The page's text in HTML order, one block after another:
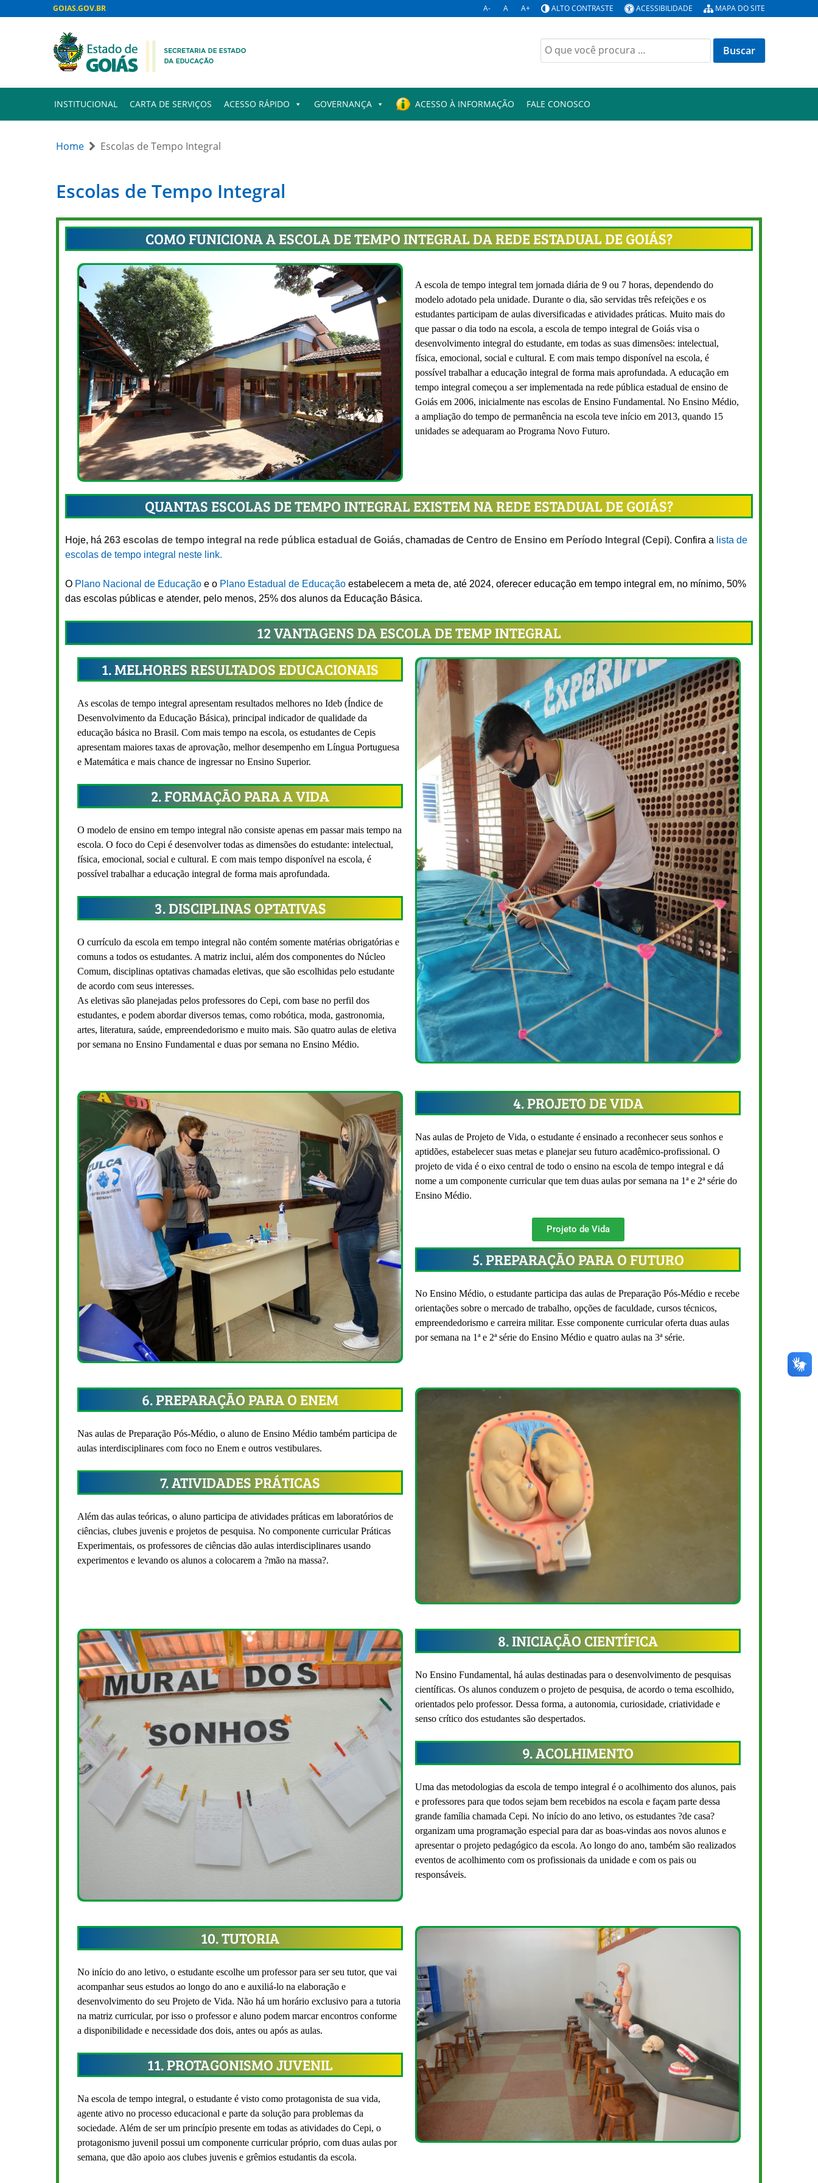
GOIAS.GOV.BR A- A A+ ALTO CONTRASTE ACESSIBILIDADE MAPA DO SITE
INSTITUCIONAL CARTA DE SERVIÇOS ACESSO RÁPIDO GOVERNANÇA ACESSO À INFORMAÇÃO FALE CONOSCO
Home Escolas de Tempo Integral
Escolas de Tempo Integral
COMO FUNICIONA A ESCOLA DE TEMPO INTEGRAL DA REDE ESTADUAL DE GOIÁS?
A escola de tempo integral tem jornada diária de 9 ou 7 horas, dependendo do
modelo adotado pela unidade. Durante o dia, são servidas três refeições e os
estudantes participam de aulas diversificadas e atividades práticas. Muito mais do
que passar o dia todo na escola, a escola de tempo integral de Goiás visa o
desenvolvimento integral do estudante, em todas as suas dimensões: intelectual,
física, emocional, social e cultural. E com mais tempo disponível na escola, é
possível trabalhar a educação integral de forma mais aprofundada. A educação em
tempo integral começou a ser implementada na rede pública estadual de ensino de
Goiás em 2006, inicialmente nas escolas de Ensino Fundamental. No Ensino Médio,
a ampliação do tempo de permanência na escola teve início em 2013, quando 15
unidades se adequaram ao Programa Novo Futuro.
QUANTAS ESCOLAS DE TEMPO INTEGRAL EXISTEM NA REDE ESTADUAL DE GOIÁS?
Hoje, há 263 escolas de tempo integral na rede pública estadual de Goiás, chamadas de Centro de Ensino em Período Integral (Cepi). Confira a lista de
escolas de tempo integral neste link.
O Plano Nacional de Educação e o Plano Estadual de Educação estabelecem a meta de, até 2024, oferecer educação em tempo integral em, no mínimo, 50%
das escolas públicas e atender, pelo menos, 25% dos alunos da Educação Básica.
12 VANTAGENS DA ESCOLA DE TEMP INTEGRAL
1. MELHORES RESULTADOS EDUCACIONAIS
As escolas de tempo integral apresentam resultados melhores no Ideb (Índice de
Desenvolvimento da Educação Básica), principal indicador de qualidade da
educação básica no Brasil. Com mais tempo na escola, os estudantes de Cepis
apresentam maiores taxas de aprovação, melhor desempenho em Língua Portuguesa
e Matemática e mais chance de ingressar no Ensino Superior.
2. FORMAÇÃO PARA A VIDA
O modelo de ensino em tempo integral não consiste apenas em passar mais tempo na
escola. O foco do Cepi é desenvolver todas as dimensões do estudante: intelectual,
física, emocional, social e cultural. E com mais tempo disponível na escola, é
possível trabalhar a educação integral de forma mais aprofundada.
3. DISCIPLINAS OPTATIVAS
O currículo da escola em tempo integral não contém somente matérias obrigatórias e
comuns a todos os estudantes. A matriz inclui, além dos componentes do Núcleo
Comum, disciplinas optativas chamadas eletivas, que são escolhidas pelo estudante
de acordo com seus interesses.
As eletivas são planejadas pelos professores do Cepi, com base no perfil dos
estudantes, e podem abordar diversos temas, como robótica, moda, gastronomia,
artes, literatura, saúde, empreendedorismo e muito mais. São quatro aulas de eletiva
por semana no Ensino Fundamental e duas por semana no Ensino Médio.
4. PROJETO DE VIDA
Nas aulas de Projeto de Vida, o estudante é ensinado a reconhecer seus sonhos e
aptidões, estabelecer suas metas e planejar seu futuro acadêmico-profissional. O
projeto de vida é o eixo central de todo o ensino na escola de tempo integral e dá
nome a um componente curricular que tem duas aulas por semana na 1ª e 2ª série do
Ensino Médio.
Projeto de Vida
5. PREPARAÇÃO PARA O FUTURO
No Ensino Médio, o estudante participa das aulas de Preparação Pós-Médio e recebe
orientações sobre o mercado de trabalho, opções de faculdade, cursos técnicos,
empreendedorismo e carreira militar. Esse componente curricular oferta duas aulas
por semana na 1ª e 2ª série do Ensino Médio e quatro aulas na 3ª série.
6. PREPARAÇÃO PARA O ENEM
Nas aulas de Preparação Pós-Médio, o aluno de Ensino Médio também participa de
aulas interdisciplinares com foco no Enem e outros vestibulares.
7. ATIVIDADES PRÁTICAS
Além das aulas teóricas, o aluno participa de atividades práticas em laboratórios de
ciências, clubes juvenis e projetos de pesquisa. No componente curricular Práticas
Experimentais, os professores de ciências dão aulas interdisciplinares usando
experimentos e levando os alunos a colocarem a ?mão na massa?.
8. INICIAÇÃO CIENTÍFICA
No Ensino Fundamental, há aulas destinadas para o desenvolvimento de pesquisas
científicas. Os alunos conduzem o projeto de pesquisa, de acordo o tema escolhido,
orientados pelo professor. Dessa forma, a autonomia, curiosidade, criatividade e
senso crítico dos estudantes são despertados.
9. ACOLHIMENTO
Uma das metodologias da escola de tempo integral é o acolhimento dos alunos, pais
e professores para que todos sejam bem recebidos na escola e façam parte dessa
grande família chamada Cepi. No início do ano letivo, os estudantes ?de casa?
organizam uma programação especial para dar as boas-vindas aos novos alunos e
apresentar o projeto pedagógico da escola. Ao longo do ano, também são realizados
eventos de acolhimento com os profissionais da unidade e com os pais ou
responsáveis.
10. TUTORIA
No início do ano letivo, o estudante escolhe um professor para ser seu tutor, que vai
acompanhar seus estudos ao longo do ano e auxiliá-lo na elaboração e
desenvolvimento do seu Projeto de Vida. Não há um horário exclusivo para a tutoria
na matriz curricular, por isso o professor e aluno podem marcar encontros conforme
a disponibilidade e necessidade dos dois, antes ou após as aulas.
11. PROTAGONISMO JUVENIL
Na escola de tempo integral, o estudante é visto como protagonista de sua vida,
agente ativo no processo educacional e parte da solução para problemas da
sociedade. Além de ser um princípio presente em todas as atividades do Cepi, o
protagonismo juvenil possui um componente curricular próprio, com duas aulas por
semana, que dão apoio aos clubes juvenis e grêmios estudantis da escola.